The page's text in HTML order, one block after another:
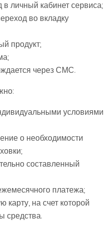
в личный кабинет сервиса;
во вкладку
продукт;
через СМС.
условиями
о необходимости
составленный
платежа;
карту, на счет которой
средства.